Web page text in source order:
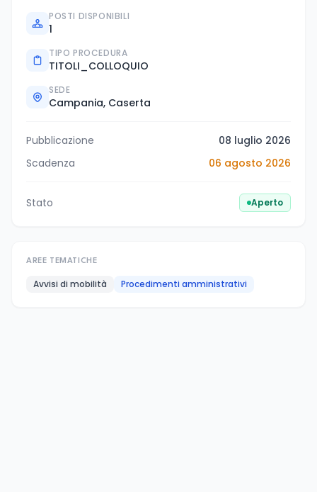
POSTI DISPONIBILI
1
TIPO PROCEDURA
TITOLI_COLLOQUIO
SEDE
Campania, Caserta
Pubblicazione
08 luglio 2026
Scadenza
06 agosto 2026
Stato Aperto
AREE TEMATICHE
Avvisi di mobilità Procedimenti amministrativi